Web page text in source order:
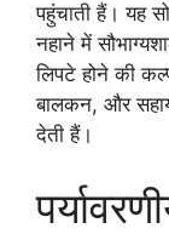
पहुंचाती हैं। यह
नहाने में
लिपटे होने की
बालकन, और
देती हैं।